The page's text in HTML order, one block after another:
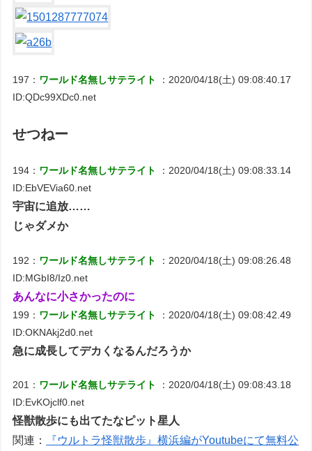
197： ワールド名無しサテライト
：2020/04/18(土) 09:08:40.17
ID:QDc99XDc0.net
せつねー
194： ワールド名無しサテライト
：2020/04/18(土) 09:08:33.14
ID:EbVEVia60.net
宇宙に追放……
じゃダメか
192： ワールド名無しサテライト
：2020/04/18(土) 09:08:26.48
ID:MGbI8/Iz0.net
あんなに小さかったのに
199： ワールド名無しサテライト
：2020/04/18(土) 09:08:42.49
ID:OKNAkj2d0.net
急に成長してデカくなるんだろうか
201： ワールド名無しサテライト
：2020/04/18(土) 09:08:43.18
ID:EvKOjclf0.net
怪獣散歩にも出てたなピット星人
関連：
『ウルトラ怪獣散歩』横浜編がYoutubeにて無料公